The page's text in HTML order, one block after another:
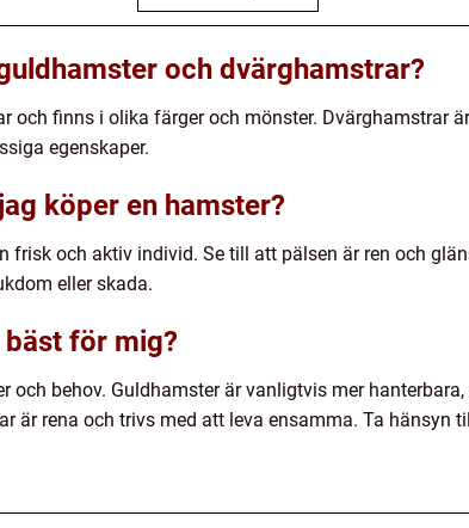
och dvärghamstrar?
och finns i olika färger och mönster. Dvärghamstrar
egenskaper.
köper en hamster?
frisk och aktiv individ. Se till att pälsen är ren och
eller skada.
för mig?
och behov. Guldhamster är vanligtvis mer
är rena och trivs med att leva ensamma. Ta hänsyn